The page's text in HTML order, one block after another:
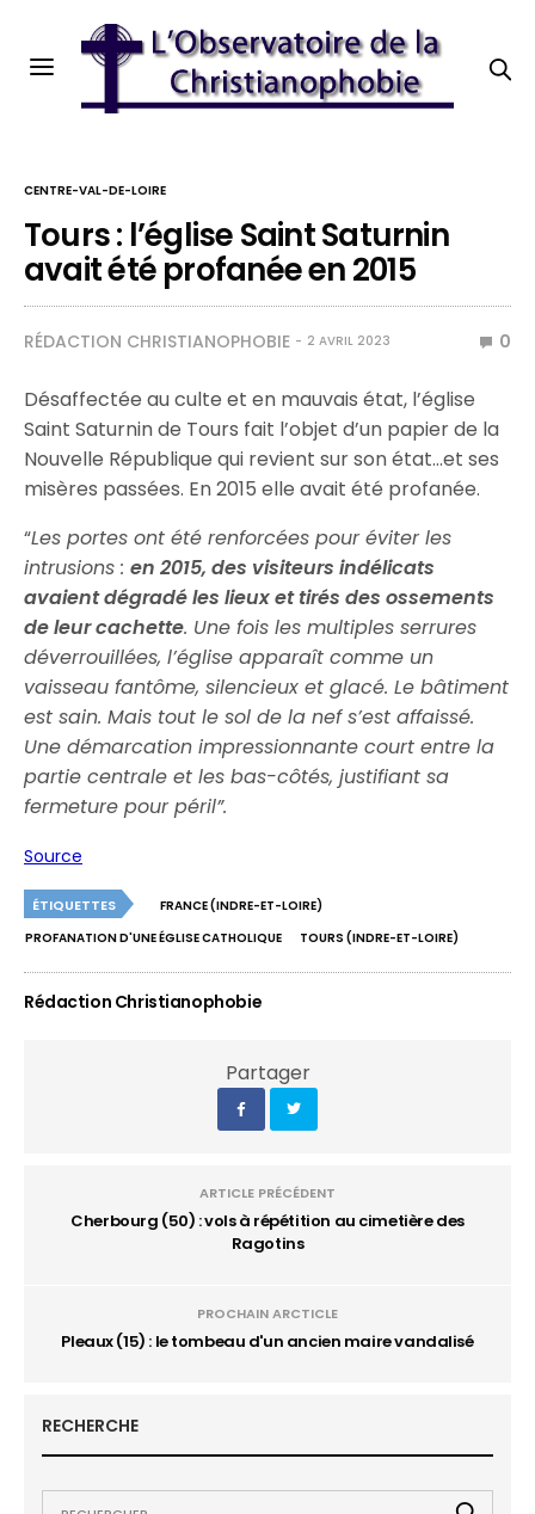
CENTRE-VAL-DE-LOIRE
Tours : l’église Saint Saturnin
avait été profanée en 2015
RÉDACTION CHRISTIANOPHOBIE 2 AVRIL 2023 0
Désaffectée au culte et en mauvais état, l’église
Saint Saturnin de Tours fait l’objet d’un papier de la
Nouvelle République qui revient sur son état…et ses
misères passées. En 2015 elle avait été profanée.
“Les portes ont été renforcées pour éviter les
intrusions :en 2015, des visiteurs indélicats
avaient dégradé les lieux et tirés des ossements
de leur cachette. Une fois les multiples serrures
déverrouillées, l’église apparaît comme un
vaisseau fantôme, silencieux et glacé. Le bâtiment
est sain. Mais tout le sol de la nef s’est affaissé.
Une démarcation impressionnante court entre la
partie centrale et les bas-côtés, justifiant sa
fermeture pour péril”.
Source
ÉTIQUETTES
FRANCE (INDRE-ET-LOIRE)
PROFANATION D'UNE ÉGLISE CATHOLIQUE
TOURS (INDRE-ET-LOIRE)
Rédaction Christianophobie
Partager
ARTICLE PRÉCÉDENT
Cherbourg (50) : vols à répétition au cimetière des
Ragotins
PROCHAIN ARCTICLE
Pleaux (15) : le tombeau d'un ancien maire vandalisé
RECHERCHE